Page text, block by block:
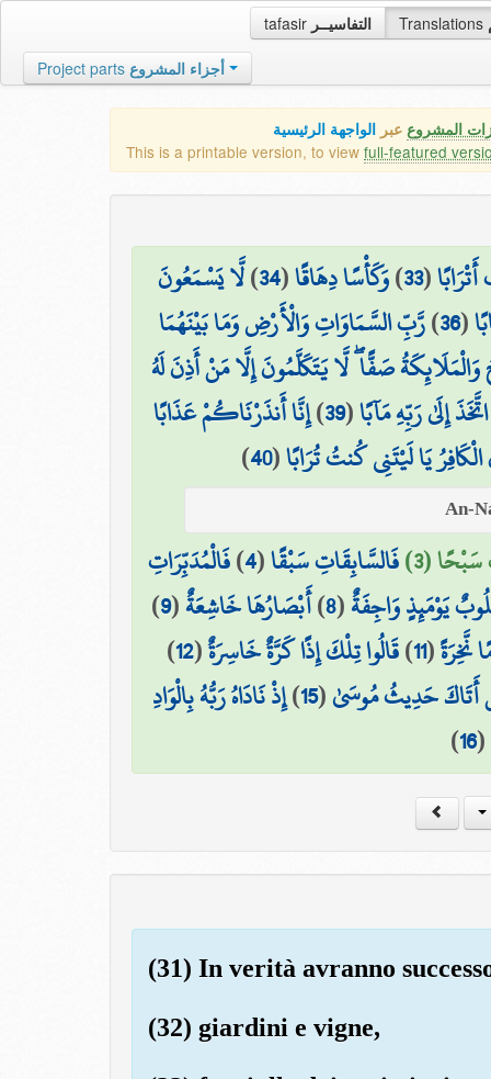
tafasir التفاسيــر Translations
Project parts أجزاء المشروع
المشروع عبر الواجهة الرئيسية
This is a printable version, to view full-featured
(
33
)وَكَأْسًا دِهَاقًا(
34
)لَّا يَسْمَعُونَ
(
36
)رَّبِّ السَّمَاوَاتِ وَالْأَرْضِ وَمَا بَيْنَهُمَا
وَالْمَلَائِكَةُ صَفًّا ۖ لَّا يَتَكَلَّمُونَ إِلَّا مَنْ أَذِنَ لَهُ
إِلَىٰ رَبِّهِ مَآبًا(
39
)إِنَّا أَنذَرْنَاكُمْ عَذَابًا
يَا لَيْتَنِي كُنتُ تُرَابًا(
40
)
(3) فَالسَّابِقَاتِ سَبْقًا(
4
)فَالْمُدَبِّرَاتِ
يَوْمَئِذٍ وَاجِفَةٌ(
8
)أَبْصَارُهَا خَاشِعَةٌ(
9
)
نَّخِرَةً(
11
)قَالُوا تِلْكَ إِذًا كَرَّةٌ خَاسِرَةٌ(
12
)
حَدِيثُ مُوسَىٰ(
15
)إِذْ نَادَاهُ رَبُّهُ بِالْوَادِ
(
16
)
(31) In verità avranno
(32) giardini e vigne,